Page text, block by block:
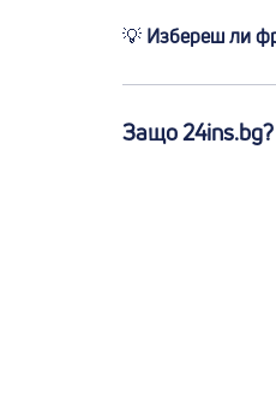
💡 Избереш ли
Защо 24ins.bg?